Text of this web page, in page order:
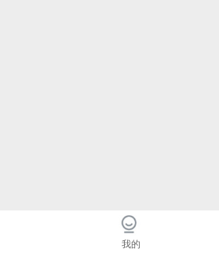
我的